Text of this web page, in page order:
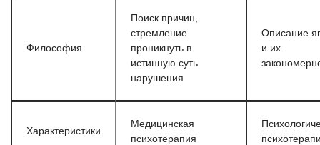
Философия
Поиск причин,
стремление
проникнуть в
истинную суть
нарушения
Описание
и их
Характеристики
Медицинская
психотерапия